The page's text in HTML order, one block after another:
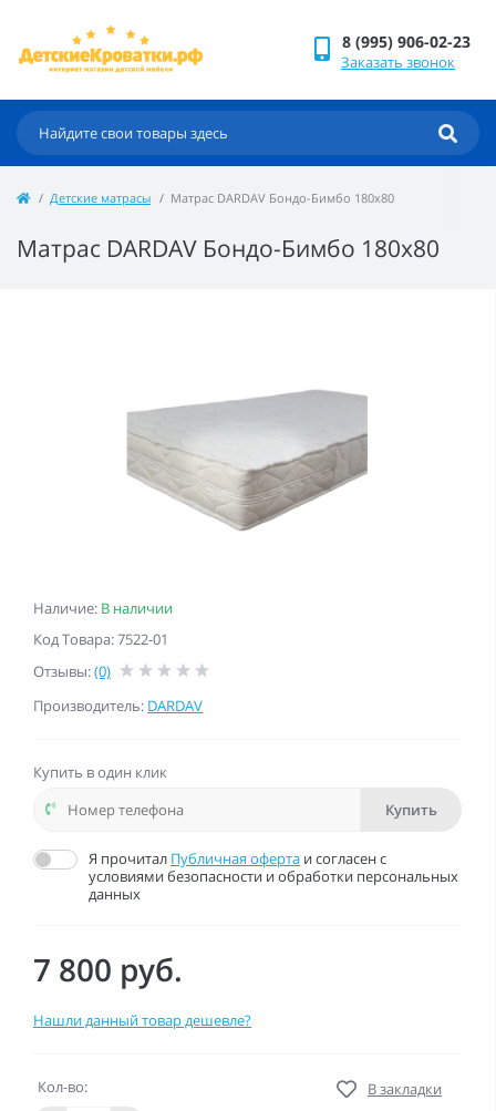
8 (995) 906-02-23
Заказать звонок
Детские матрасы Матрас DARDAV Бондо-Бимбо 180x80
Матрас DARDAV Бондо-Бимбо 180x80
Наличие: В наличии
Код Товара: 7522-01
Отзывы:(0)
Производитель: DARDAV
Купить в один клик
Купить
Я прочитал Публичная оферта и согласен с
условиями безопасности и обработки персональных
данных
7 800 руб.
Нашли данный товар дешевле?
Кол-во:
В закладки